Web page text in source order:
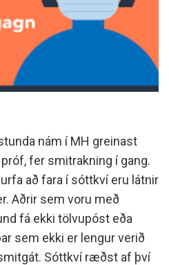
nám í MH greinast
fer smitrakning í gang.
að fara í sóttkví eru látnir
Aðrir sem voru með
fá ekki tölvupóst eða
sem ekki er lengur verið
Sóttkví ræðst af því